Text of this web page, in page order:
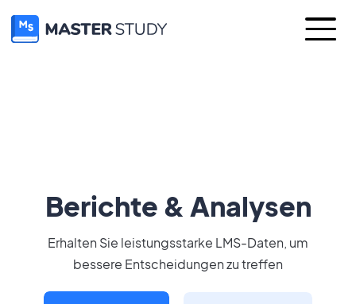
Berichte & Analysen
Erhalten Sie leistungsstarke LMS-Daten, um
bessere Entscheidungen zu treffen